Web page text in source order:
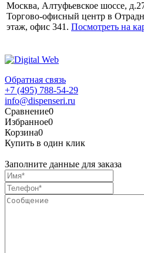
Москва, Алтуфьевское шоссе,
Торгово-офисный центр в
этаж, офис 341. Посмотреть на
Обратная связь
+7 (495) 788-54-29
info@dispenseri.ru
Сравнение0
Избранное0
Корзина0
Купить в один клик
Заполните данные для заказа